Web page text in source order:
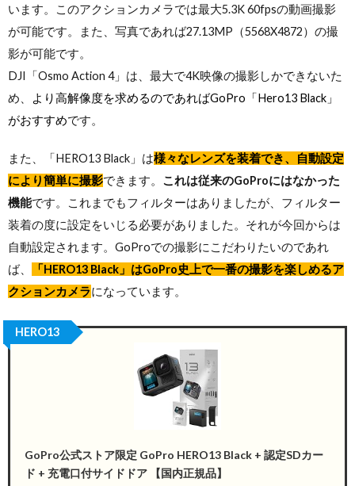
います。このアクションカメラでは最大5.3K 60fpsの動画撮影
が可能です。また、写真であれば27.13MP（5568X4872）の撮
影が可能です。
DJI「Osmo Action 4」は、最大で4K映像の撮影しかできないた
め、
より高解像度を求めるのであればGoPro「Hero13 Black」
がおすすめです。
また、「HERO13 Black」は様々なレンズを装着でき、自動設定
により簡単に撮影できます。 これは従来のGoProにはなかった
機能です。これまでもフィルターはありましたが、フィルター
装着の度に設定をいじる必要がありました。それが今回からは
自動設定されます。GoProでの撮影にこだわりたいのであれ
ば、
「HERO13 Black」はGoPro史上で一番の撮影を楽しめるア
クションカメラになっています。
GoPro公式ストア限定 GoPro HERO13 Black + 認定SDカー
ド + 充電口付サイドドア 【国内正規品】
HERO13